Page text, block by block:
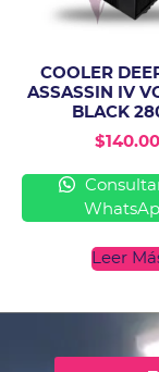
COOLER
ASSASSIN IV
BLACK
$140.00
Leer